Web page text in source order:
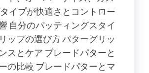
イプが快適さとコントロー
自分のパッティングスタイ
ップの選び方 パターグリッ
スとケア ブレードパターと
の比較 ブレードパターとマ